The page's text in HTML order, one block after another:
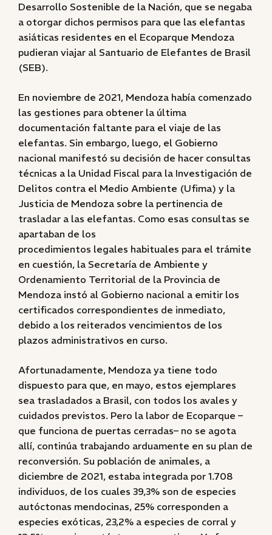
Desarrollo Sostenible de la Nación, que se negaba
a otorgar dichos permisos para que las elefantas
asiáticas residentes en el Ecoparque Mendoza
pudieran viajar al Santuario de Elefantes de Brasil
(SEB).
En noviembre de 2021, Mendoza había comenzado
las gestiones para obtener la última
documentación faltante para el viaje de las
elefantas. Sin embargo, luego, el Gobierno
nacional manifestó su decisión de hacer consultas
técnicas a la Unidad Fiscal para la Investigación de
Delitos contra el Medio Ambiente (Ufima) y la
Justicia de Mendoza sobre la pertinencia de
trasladar a las elefantas. Como esas consultas se
apartaban de los
procedimientos legales habituales para el trámite
en cuestión, la Secretaría de Ambiente y
Ordenamiento Territorial de la Provincia de
Mendoza instó al Gobierno nacional a emitir los
certificados correspondientes de inmediato,
debido a los reiterados vencimientos de los
plazos administrativos en curso.
Afortunadamente, Mendoza ya tiene todo
dispuesto para que, en mayo, estos ejemplares
sea trasladados a Brasil, con todos los avales y
cuidados previstos. Pero la labor de Ecoparque –
que funciona de puertas cerradas– no se agota
allí, continúa trabajando arduamente en su plan de
reconversión. Su población de animales, a
diciembre de 2021, estaba integrada por 1.708
individuos, de los cuales 39,3% son de especies
autóctonas mendocinas, 25% corresponden a
especies exóticas, 23,2% a especies de corral y